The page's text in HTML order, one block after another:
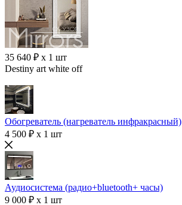
35 640 ₽ x 1 шт
Destiny art white off
Обогреватель (нагреватель инфракрасный)
4 500 ₽ x 1 шт
Аудиосистема (радио+bluetooth+ часы)
9 000 ₽ x 1 шт